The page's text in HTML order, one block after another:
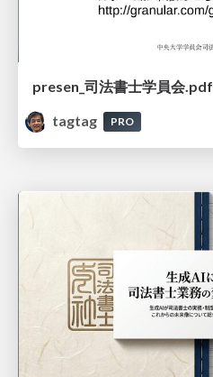
presen_司法書士学員会.pdf
tagtag
PRO